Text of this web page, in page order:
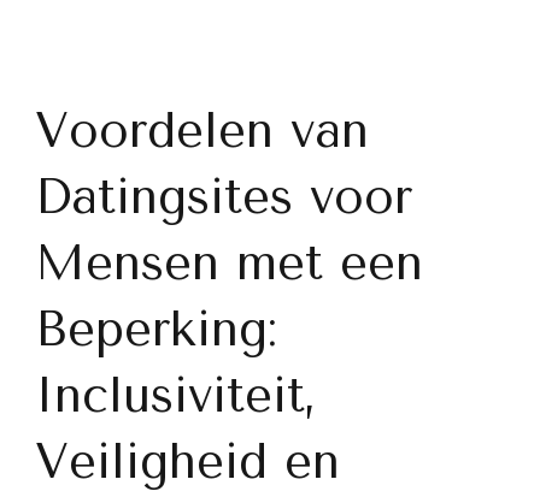
Voordelen van
Datingsites voor
Mensen met een
Beperking:
Inclusiviteit,
Veiligheid en